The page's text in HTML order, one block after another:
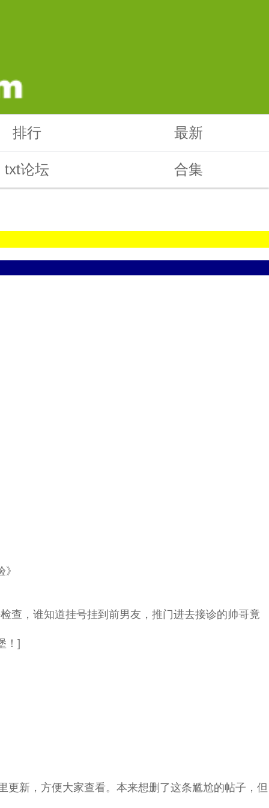
排行 最新
txt论坛 合集
，谁知道挂号挂到前男友，推门进去接诊的帅哥竟
！]
新，方便大家查看。本来想删了这条尴尬的帖子，但